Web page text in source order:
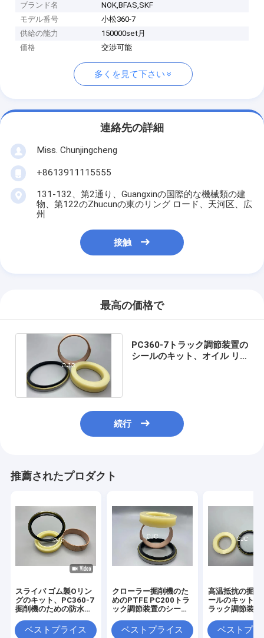
ブランド名
NOK,BFAS,SKF
モデル番号
小松360-7
供給の能力
150000set月
価格
交渉可能
多くを見て下さい
連絡先の詳細
Miss. Chunjingcheng
+8613911115555
131-132、第2通り、Guangxinの国際的な機械類の建
物、第122のZhucunの東のリング ロード、天河区、広
州
接触
最高の価格で
PC360-7トラック調節装置の
シールのキット、オイル リ
続行
推薦されたプロダクト
スライバ ゴム製Oリン
グのキット、PC360-7
掘削機のための防水油
ベストプライス
クローラー掘削機のた
めのPTFE PC200トラ
ック調節装置のシール
ベストプライス
高温抵抗の掘削
ールのキット
ラック調節装置
ベストプラ